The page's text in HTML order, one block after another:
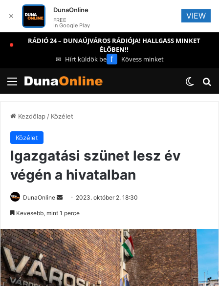
RÁDIÓ 24 – DUNAÚJVÁROS RÁDIÓJA! HALLGASS MINKET
ÉLŐBEN!!
✉ Hírt küldök be f Kövess minket
Menü
Kezdőlap/ Közélet
Közélet
Igazgatási szünet lesz év
végén a hivatalban
DunaOnline
Send 2023. október 2. 18:30
Kevesebb, mint 1 perce
✕
DunaOnline
FREE
In Google Play
VIEW